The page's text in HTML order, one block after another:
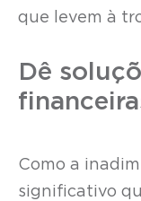
que levem à
Dê
Como a
significativo